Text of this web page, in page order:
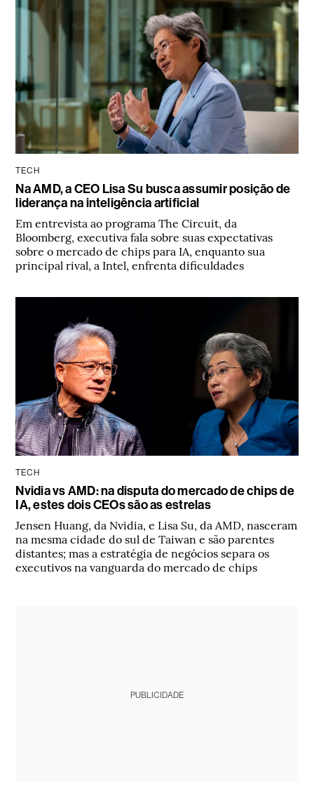
TECH
Na AMD, a CEO Lisa Su busca assumir posição de
liderança na inteligência artificial
Em entrevista ao programa The Circuit, da
Bloomberg, executiva fala sobre suas expectativas
sobre o mercado de chips para IA, enquanto sua
principal rival, a Intel, enfrenta dificuldades
TECH
Nvidia vs AMD: na disputa do mercado de chips de
IA, estes dois CEOs são as estrelas
Jensen Huang, da Nvidia, e Lisa Su, da AMD, nasceram
na mesma cidade do sul de Taiwan e são parentes
distantes; mas a estratégia de negócios separa os
executivos na vanguarda do mercado de chips
PUBLICIDADE